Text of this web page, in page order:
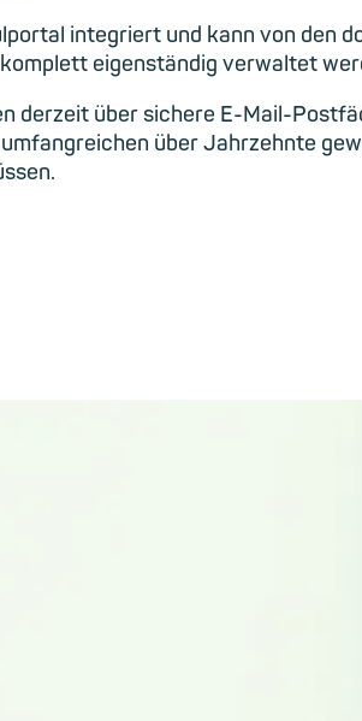
integriert und kann von den
eigenständig verwaltet
derzeit über sichere E-Mail-
über Jahrzehnte